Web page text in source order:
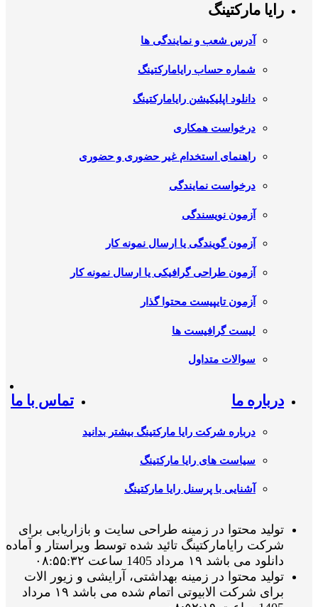
رایا مارکتینگ
آدرس شعب و نمایندگی ها
شماره حساب رایامارکتینگ
دانلود اپلیکیشن رایامارکتینگ
درخواست همکاری
راهنمای استخدام غیر حضوری و حضوری
درخواست نمایندگی
آزمون نویسندگی
آزمون گویندگی یا ارسال نمونه کار
آزمون طراحی گرافیکی یا ارسال نمونه کار
آزمون تایپیست محتوا گذار
لیست گرافیست ها
سوالات متداول
درباره ما
درباره شرکت رایا مارکتینگ بیشتر بدانید
سیاست های رایا مارکتینگ
آشنایی با پرسنل رایا مارکتینگ
تماس با ما
تولید محتوا در زمینه طراحی سایت و بازاریابی برای
شرکت رایامارکتینگ تائید شده توسط ویراستار و آماده
دانلود می باشد ۱۹ مرداد 1405 ساعت ۰۸:۵۵:۳۲
تولید محتوا در زمینه بهداشتی، آرایشی و زیور الات
برای شرکت الابیوتی اتمام شده می باشد ۱۹ مرداد